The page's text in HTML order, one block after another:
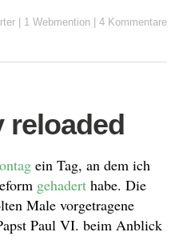
1 Webmention 4 Kommentare
reloaded
ein Tag, an dem ich
gehadert habe. Die
Male vorgetragene
Paul VI. beim Anblick